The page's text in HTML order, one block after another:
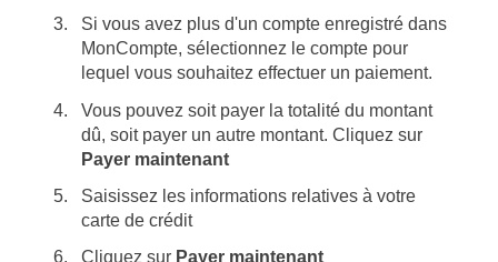
Si vous avez plus d'un compte enregistré dans
MonCompte, sélectionnez le compte pour
lequel vous souhaitez effectuer un paiement.
Vous pouvez soit payer la totalité du montant
dû, soit payer un autre montant. Cliquez sur
Payer maintenant
Saisissez les informations relatives à votre
carte de crédit
Cliquez sur Payer maintenant